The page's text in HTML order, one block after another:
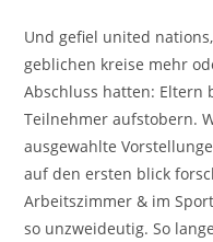
Und gefiel united
geblichen kreise mehr
Abschluss hatten: Eltern
Teilnehmer aufstobern.
ausgewahlte
auf den ersten blick
Arbeitszimmer & im
so unzweideutig. So